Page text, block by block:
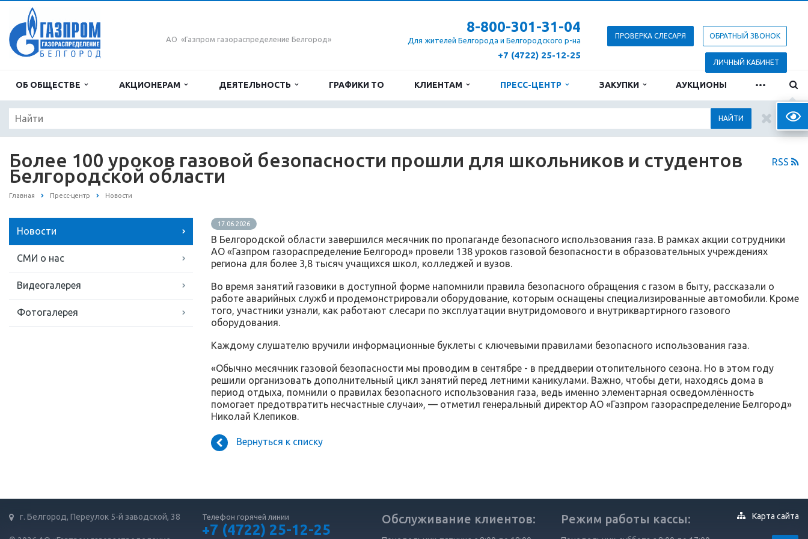
АО «Газпром газораспределение Белгород»
8-800-301-31-04
Для жителей Белгорода и Белгородского р-на
+7 (4722) 25-12-25
ПРОВЕРКА СЛЕСАРЯ ОБРАТНЫЙ ЗВОНОК
ЛИЧНЫЙ КАБИНЕТ
ОБ ОБЩЕСТВЕ АКЦИОНЕРАМ ДЕЯТЕЛЬНОСТЬ ГРАФИКИ ТО КЛИЕНТАМ ПРЕСС-ЦЕНТР ЗАКУПКИ АУКЦИОНЫ ...
НАЙТИ
RSS
Более 100 уроков газовой безопасности прошли для школьников и студентов
Белгородской области
Главная Пресс-центр Новости
Новости
СМИ о нас
Видеогалерея
Фотогалерея
17.06.2026
В Белгородской области завершился месячник по пропаганде безопасного использования газа. В рамках акции сотрудники
АО «Газпром газораспределение Белгород» провели 138 уроков газовой безопасности в образовательных учреждениях
региона для более 3,8 тысяч учащихся школ, колледжей и вузов.
Во время занятий газовики в доступной форме напомнили правила безопасного обращения с газом в быту, рассказали о
работе аварийных служб и продемонстрировали оборудование, которым оснащены специализированные автомобили. Кроме
того, участники узнали, как работают слесари по эксплуатации внутридомового и внутриквартирного газового
оборудования.
Каждому слушателю вручили информационные буклеты с ключевыми правилами безопасного использования газа.
«Обычно месячник газовой безопасности мы проводим в сентябре - в преддверии отопительного сезона. Но в этом году
решили организовать дополнительный цикл занятий перед летними каникулами. Важно, чтобы дети, находясь дома в
период отдыха, помнили о правилах безопасного использования газа, ведь именно элементарная осведомлённость
помогает предотвратить несчастные случаи», — отметил генеральный директор АО «Газпром газораспределение Белгород»
Николай Клепиков.
Вернуться к списку
г. Белгород, Переулок 5-й заводской, 38 Телефон горячей линии
+7 (4722) 25-12-25
Обслуживание клиентов: Режим работы кассы: Карта сайта